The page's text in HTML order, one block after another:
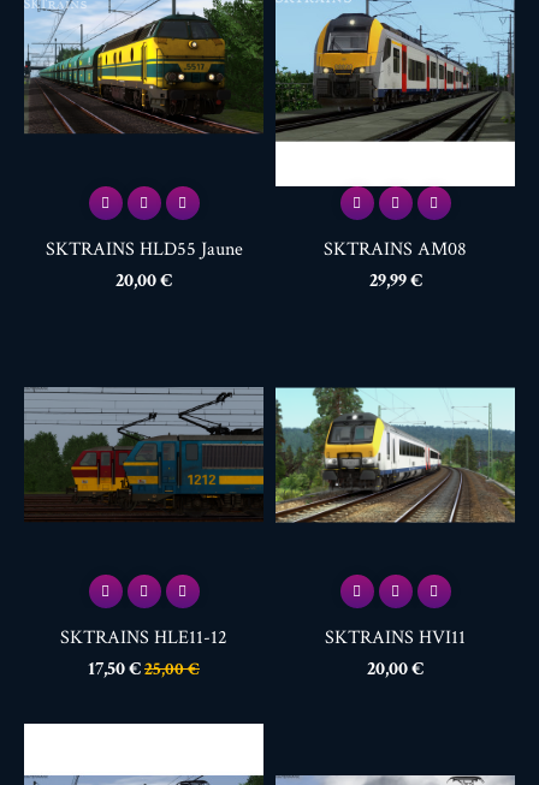
SKTRAINS HLD55 Jaune
Prix
20,00 €
SKTRAINS AM08
Prix
29,99 €
SKTRAINS HLE11-12
Prix
17,50 €Prix
25,00 €
SKTRAINS HVI11
Prix
20,00 €